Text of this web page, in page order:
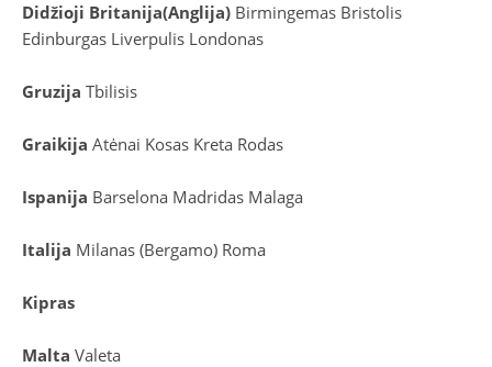
Didžioji Britanija(Anglija) Birmingemas Bristolis
Edinburgas Liverpulis Londonas
Gruzija Tbilisis
Graikija Atėnai Kosas Kreta Rodas
Ispanija Barselona Madridas Malaga
Italija Milanas (Bergamo) Roma
Kipras
Malta Valeta